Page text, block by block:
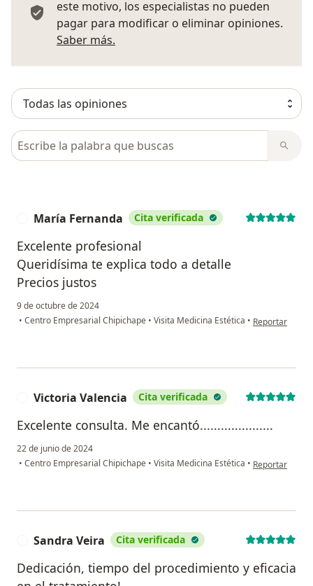
este motivo, los especialistas no pueden
pagar para modificar o eliminar opiniones.
Saber más.
Busca en opiniones
María Fernanda Cita verificada
Excelente profesional
Queridísima te explica todo a detalle
Precios justos
9 de octubre de 2024
• Centro Empresarial Chipichape • Visita Medicina Estética • en opinión del
Reportar
Victoria Valencia Cita verificada
Excelente consulta. Me encantó.....................
22 de junio de 2024
• Centro Empresarial Chipichape • Visita Medicina Estética • en opinión del
Reportar
Sandra Veira Cita verificada
Dedicación, tiempo del procedimiento y eficacia